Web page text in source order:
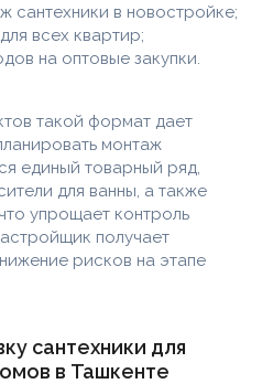
сантехники в новостройке;
всех квартир;
на оптовые закупки.
такой формат дает
монтаж
единый товарный ряд,
для ванны, а также
упрощает контроль
получает
рисков на этапе
сантехники для
в Ташкенте
Все права защищены